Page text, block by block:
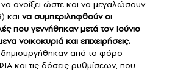
ανοίξει ώστε και να μεγαλώσουν
και να συμπεριληφθούν οι
που γεννήθηκαν μετά τον Ιούνιο
νοικοκυριά και επιχειρήσεις.
από το φόρο
και τις δόσεις ρυθμίσεων, που